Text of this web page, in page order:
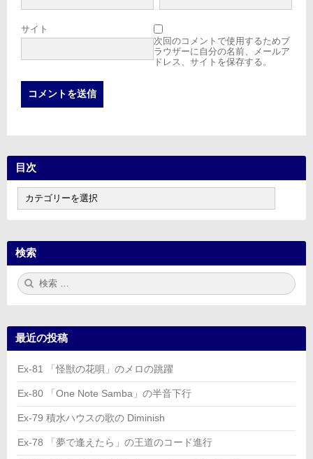
サイト
次回のコメントで使用するためブ
ラウザーに自分の名前、メールア
ドレス、サイトを保存する。
目次
次
検索
検
索:
最近の投稿
Ex-81 「怪獣の花唄」のメロの跳躍
Ex-80 「One Note Samba」の半音下行
Ex-79 積水ハウスの歌の Diminish
Ex-78 「夢で逢えたら」の王道のコード進行